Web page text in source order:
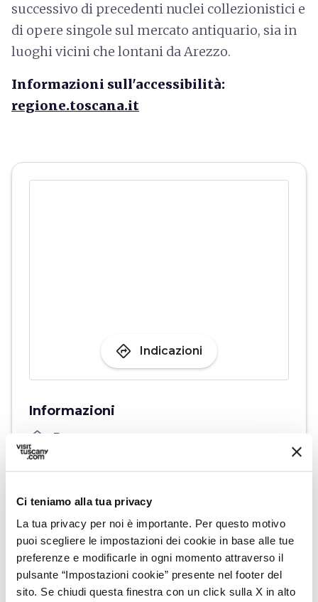
Ci teniamo alla tua privacy
La tua privacy per noi è importante. Per questo motivo
puoi scegliere le impostazioni dei cookie in base alle tue
preferenze e modificarle in ogni momento attraverso il
pulsante “Impostazioni cookie” presente nel footer del
sito. Se chiudi questa finestra con un click sulla X in alto
successivo di precedenti nuclei collezionistici e
di opere singole sul mercato antiquario, sia in
luoghi vicini che lontani da Arezzo.
Informazioni sull'accessibilità:
regione.toscana.it
directions Indicazioni
Informazioni
home Dove
Via della Madonna del Prato, 55, 52100
https://www.fondazioneivanbruschi.it/ca
sa-museo/
open_in_new